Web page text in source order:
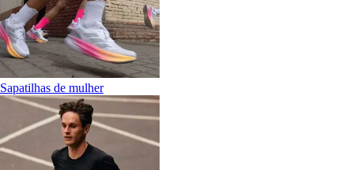
Sapatilhas de mulher